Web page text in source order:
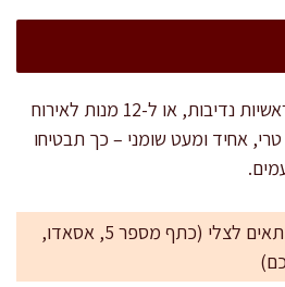
המתכון מתאים ל-8 מנות ראשיות נדיבות, או ל-12 מנות לאירוח
אחיד ומעט שומני – כך תבטיחו
1.5 ק"ג נתח בקר המתאים לצלי (כתף מספר 5, אסאדו,